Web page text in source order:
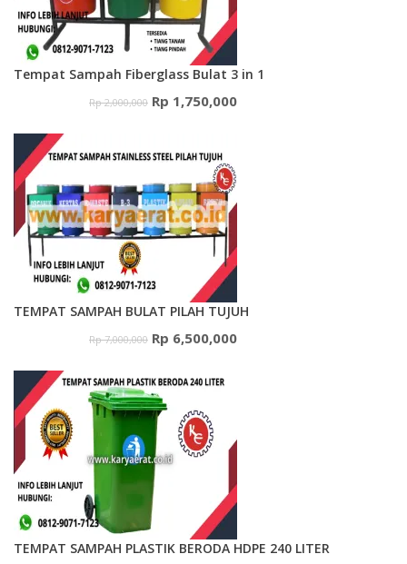
Tempat Sampah Fiberglass Bulat 3 in 1
Rp2,000,000 Harga
adalah:
Rp 2,000,000.
Rp 1,750,000Harga
Rp 1,750,000.
TEMPAT SAMPAH BULAT PILAH TUJUH
Rp7,000,000 Harga
adalah:
Rp 7,000,000.
Rp 6,500,000Harga
Rp 6,500,000.
TEMPAT SAMPAH PLASTIK BERODA HDPE 240 LITER